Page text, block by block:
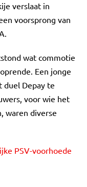
verslaat in
voorsprong van
wat commotie
Een jonge
duel Depay te
voor wie het
waren diverse
PSV-voorhoede